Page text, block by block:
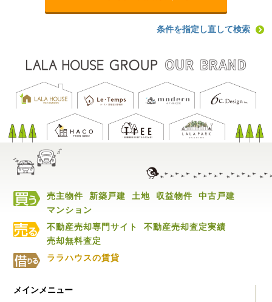
条件を指定し直して検索
売主物件 新築戸建 土地 収益物件
中古戸建
マンション
不動産売却専門サイト
不動産売却査定実績
売却無料査定
ララハウスの賃貸
メインメニュー